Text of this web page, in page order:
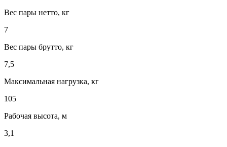
Вес пары нетто, кг
7
Вес пары брутто, кг
7,5
Максимальная нагрузка, кг
105
Рабочая высота, м
3,1